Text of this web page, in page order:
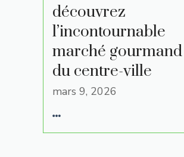
découvrez
l’incontournable
marché gourmand
du centre-ville
mars 9, 2026